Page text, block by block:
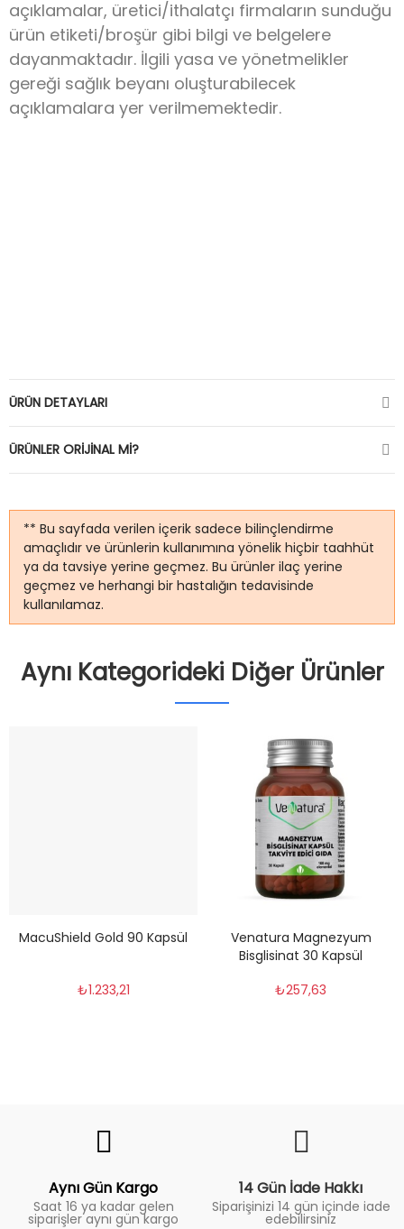
açıklamalar, üretici/ithalatçı firmaların sunduğu
ürün etiketi/broşür gibi bilgi ve belgelere
dayanmaktadır. İlgili yasa ve yönetmelikler
gereği sağlık beyanı oluşturabilecek
açıklamalara yer verilmemektedir.
ÜRÜN DETAYLARI
ÜRÜNLER ORIJINAL MI?
** Bu sayfada verilen içerik sadece bilinçlendirme
amaçlıdır ve ürünlerin kullanımına yönelik hiçbir taahhüt
ya da tavsiye yerine geçmez. Bu ürünler ilaç yerine
geçmez ve herhangi bir hastalığın tedavisinde
kullanılamaz.
Aynı Kategorideki Diğer Ürünler
MacuShield Gold 90 Kapsül
₺1.233,21
Venatura Magnezyum
Bisglisinat 30 Kapsül
₺257,63
Aynı Gün Kargo
Saat 16 ya kadar gelen
siparişler aynı gün kargo
14 Gün İade Hakkı
Siparişinizi 14 gün içinde iade
edebilirsiniz